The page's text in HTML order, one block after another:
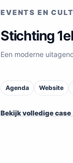
EVENTS EN
Stichting
Een moderne
Agenda Website
Bekijk volledige